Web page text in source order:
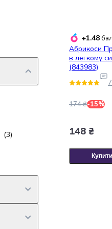
(3)
+1.48
Абрикоси
в легкому
(843983)
7
174 ₴-15%
148 ₴
Купити